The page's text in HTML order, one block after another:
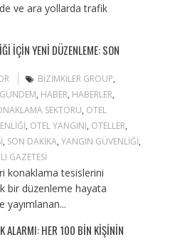
ve ara yollarda trafik
IÇIN YENI DÜZENLEME: SON
BIZIMKILER GROUP,
GÜNDEM, HABER, HABERLER,
SEKTÖRÜ, OTEL
, OTEL YANGINI, OTELLER,
, SON DAKIKA, YANGIN GÜVENLIĞI,
GAZETESI
konaklama tesislerini
bir düzenleme hayata
yayımlanan...
ALARMI: HER 100 BIN KIŞININ